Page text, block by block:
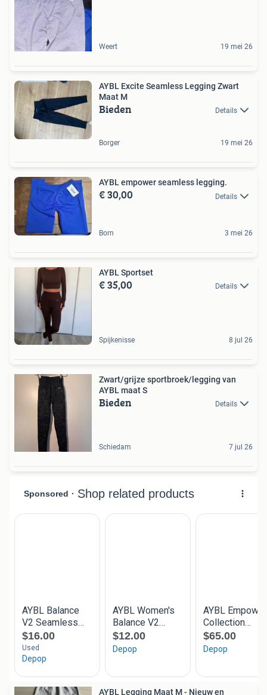
Weert 19 mei 26
AYBL Excite Seamless Legging Zwart
Maat M
Bieden Details
Borger 19 mei 26
AYBL empower seamless legging.
€ 30,00 Details
Born 3 mei 26
AYBL Sportset
€ 35,00 Details
Spijkenisse 8 jul 26
Zwart/grijze sportbroek/legging van
AYBL maat S
Bieden Details
Schiedam 7 jul 26
AYBL Legging Maat M - Nieuw en